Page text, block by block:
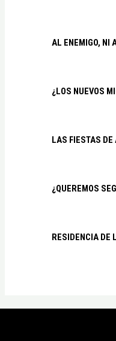
AL ENEMIGO, NI
¿LOS NUEVOS
LAS FIESTAS DE
¿QUEREMOS
RESIDENCIA DE